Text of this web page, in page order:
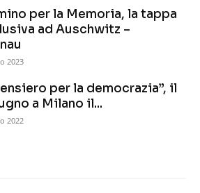
per la Memoria, la tappa
ad Auschwitz –
2023
per la democrazia”, il
a Milano il...
2022